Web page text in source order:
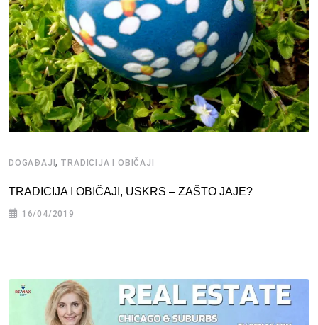
DOGAĐAJI, TRADICIJA I OBIČAJI
TRADICIJA I OBIČAJI, USKRS – ZAŠTO JAJE?
16/04/2019